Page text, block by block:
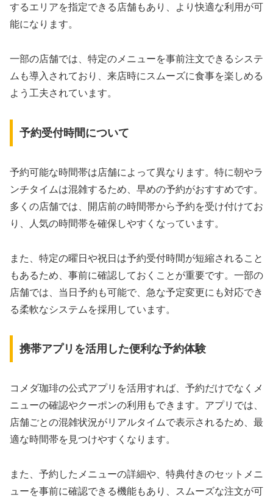
するエリアを指定できる店舗もあり、より快適な利用が可
能になります。
一部の店舗では、特定のメニューを事前注文できるシステ
ムも導入されており、来店時にスムーズに食事を楽しめる
よう工夫されています。
予約受付時間について
予約可能な時間帯は店舗によって異なります。特に朝やラ
ンチタイムは混雑するため、早めの予約がおすすめです。
多くの店舗では、開店前の時間帯から予約を受け付けてお
り、人気の時間帯を確保しやすくなっています。
また、特定の曜日や祝日は予約受付時間が短縮されること
もあるため、事前に確認しておくことが重要です。一部の
店舗では、当日予約も可能で、急な予定変更にも対応でき
る柔軟なシステムを採用しています。
携帯アプリを活用した便利な予約体験
コメダ珈琲の公式アプリを活用すれば、予約だけでなくメ
ニューの確認やクーポンの利用もできます。アプリでは、
店舗ごとの混雑状況がリアルタイムで表示されるため、最
適な時間帯を見つけやすくなります。
また、予約したメニューの詳細や、特典付きのセットメニ
ューを事前に確認できる機能もあり、スムーズな注文が可